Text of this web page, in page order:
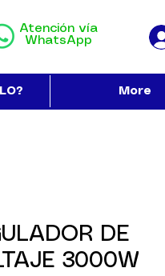
Atención vía
WhatsApp
More
DE
3000W